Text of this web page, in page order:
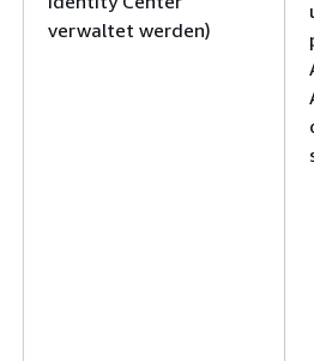
verwaltet werden)